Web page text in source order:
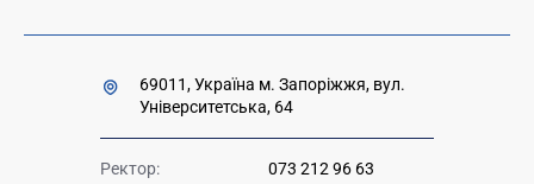
69011, Україна м. Запоріжжя, вул.
Університетська, 64
Ректор:
073 212 96 63